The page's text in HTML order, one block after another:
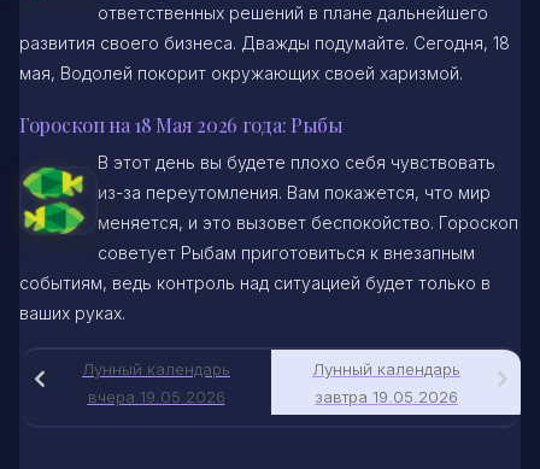
ответственных решений в плане дальнейшего
развития своего бизнеса. Дважды подумайте. Сегодня, 18
мая, Водолей покорит окружающих своей харизмой.
Гороскоп на 18 Мая 2026 года: Рыбы
В этот день вы будете плохо себя чувствовать
из-за переутомления. Вам покажется, что мир
меняется, и это вызовет беспокойство. Гороскоп
советует Рыбам приготовиться к внезапным
событиям, ведь контроль над ситуацией будет только в
ваших руках.
Лунный календарь
завтра 19.05.2026
Лунный календарь
вчера 19.05.2026